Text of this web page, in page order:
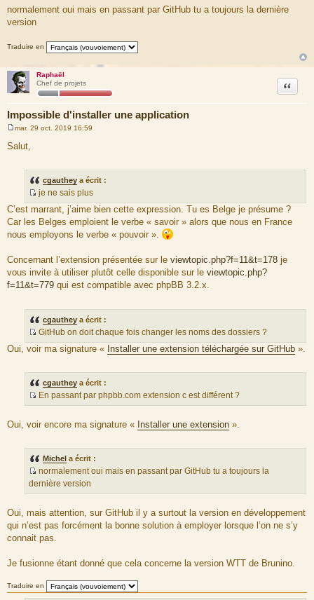
s
s
e
normalement oui mais en passant par GitHub tu a toujours la dernière
version
Traduire en
Raphaël
Chef de projets
Impossible d'installer une application
Citation
e
s
mar. 29 oct. 2019 16:59
Salut,
cgauthey a écrit :
S
o
u
r
e
d
u
e
s
s
a
e
je ne sais plus
C’est marrant, j’aime bien cette expression. Tu es Belge je présume ?
Car les Belges emploient le verbe « savoir » alors que nous en France
nous employons le verbe « pouvoir ».
Concernant l’extension présentée sur le viewtopic.php?f=11&t=178 je
vous invite à utiliser plutôt celle disponible sur le viewtopic.php?
f=11&t=779 qui est compatible avec phpBB 3.2.x.
cgauthey a écrit :
S
o
r
c
e
u
e
s
s
a
e
GitHub on doit chaque fois changer les noms des dossiers ?
Oui, voir ma signature « Installer une extension téléchargée sur GitHub ».
cgauthey a écrit :
S
u
c
e
d
u
e
s
s
g
En passant par phpbb.com extension c est différent ?
Oui, voir encore ma signature « Installer une extension ».
Michel a écrit :
S
o
r
c
e
u
e
normalement oui mais en passant par GitHub tu a toujours la
dernière version
Oui, mais attention, sur GitHub il y a surtout la version en développement
qui n’est pas forcément la bonne solution à employer lorsque l’on ne s’y
connait pas.
Je fusionne étant donné que cela concerne la version WTT de Brunino.
Traduire en